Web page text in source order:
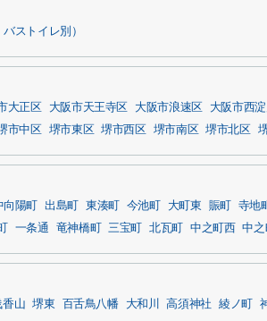
ストイレ別）
大正区 大阪市天王寺区 大阪市浪速区 大阪市西
市中区 堺市東区 堺市西区 堺市南区 堺市北区
向陽町 出島町 東湊町 今池町 大町東 賑町 寺地
一条通 竜神橋町 三宝町 北瓦町 中之町西 中之
香山 堺東 百舌鳥八幡 大和川 高須神社 綾ノ町